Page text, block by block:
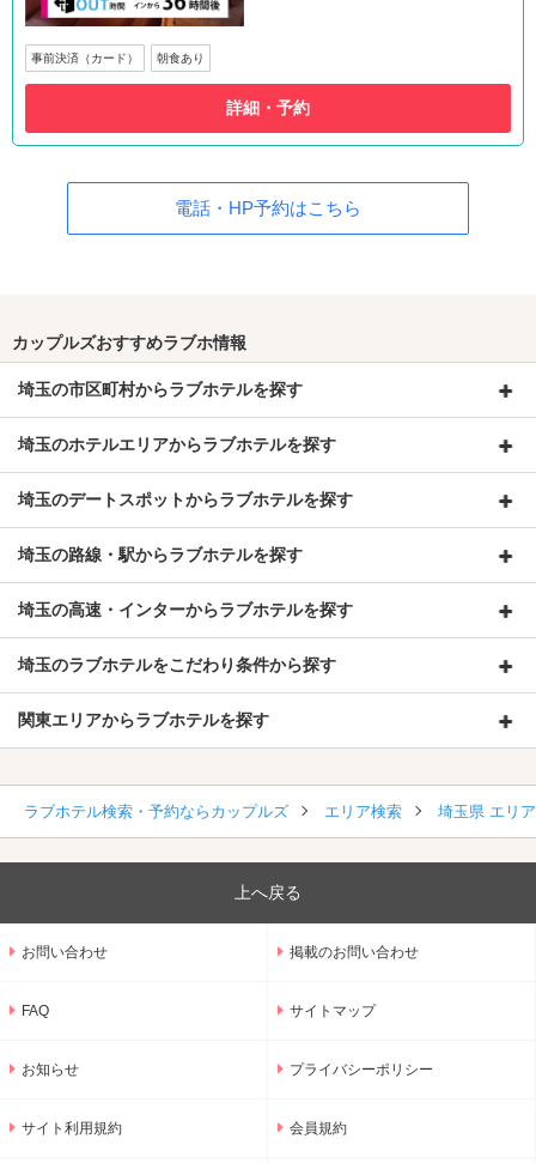
事前決済（カード） 朝食あり
詳細・予約
電話・HP予約はこちら
カップルズおすすめラブホ情報
埼玉の市区町村からラブホテルを探す
埼玉のホテルエリアからラブホテルを探す
埼玉のデートスポットからラブホテルを探す
埼玉の路線・駅からラブホテルを探す
埼玉の高速・インターからラブホテルを探す
埼玉のラブホテルをこだわり条件から探す
関東エリアからラブホテルを探す
ラブホテル検索・予約ならカップルズ エリア検索 埼玉県 エリ
上へ戻る
お問い合わせ 掲載のお問い合わせ
FAQ サイトマップ
お知らせ プライバシーポリシー
サイト利用規約 会員規約